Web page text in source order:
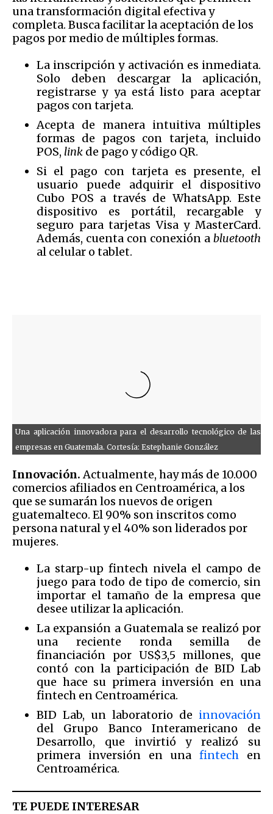
una transformación digital efectiva y
completa. Busca facilitar la aceptación de los
pagos por medio de múltiples formas.
La inscripción y activación es inmediata.
Solo deben descargar la aplicación,
registrarse y ya está listo para aceptar
pagos con tarjeta.
Acepta de manera intuitiva múltiples
formas de pagos con tarjeta, incluido
POS, link de pago y código QR.
Si el pago con tarjeta es presente, el
usuario puede adquirir el dispositivo
Cubo POS a través de WhatsApp. Este
dispositivo es portátil, recargable y
seguro para tarjetas Visa y MasterCard.
Además, cuenta con conexión a bluetooth
al celular o tablet.
Una aplicación innovadora para el desarrollo tecnológico de las
empresas en Guatemala. Cortesía: Estephanie González
Innovación.Actualmente, hay más de 10.000
comercios afiliados en Centroamérica, a los
que se sumarán los nuevos de origen
guatemalteco. El 90% son inscritos como
persona natural y el 40% son liderados por
mujeres.
La starp-up fintech nivela el campo de
juego para todo de tipo de comercio, sin
importar el tamaño de la empresa que
desee utilizar la aplicación.
La expansión a Guatemala se realizó por
una reciente ronda semilla de
financiación por US$3,5 millones, que
contó con la participación de BID Lab
que hace su primera inversión en una
fintech en Centroamérica.
BID Lab, un laboratorio de innovación
del Grupo Banco Interamericano de
Desarrollo, que invirtió y realizó su
primera inversión en unafintech en
Centroamérica.
TE PUEDE INTERESAR